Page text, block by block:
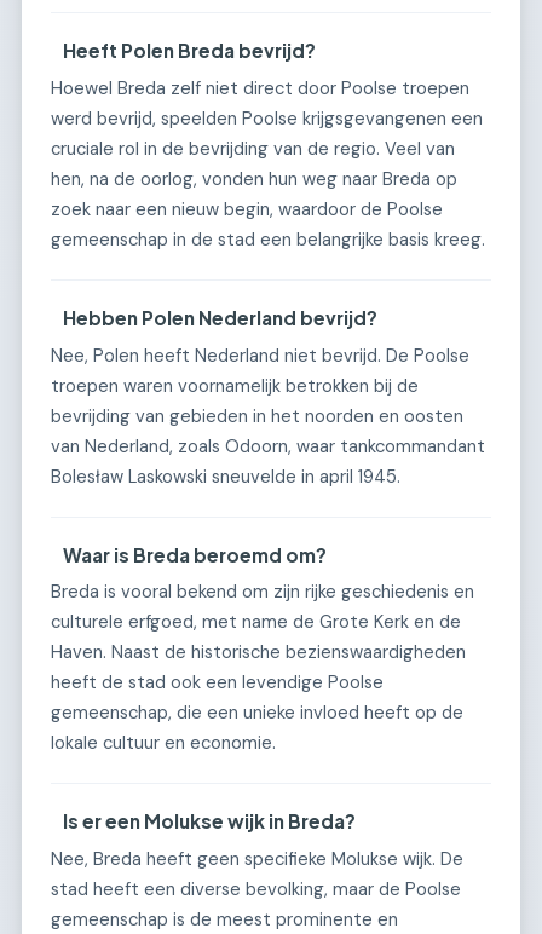
Heeft Polen Breda bevrijd?
Hoewel Breda zelf niet direct door Poolse troepen
werd bevrijd, speelden Poolse krijgsgevangenen een
cruciale rol in de bevrijding van de regio. Veel van
hen, na de oorlog, vonden hun weg naar Breda op
zoek naar een nieuw begin, waardoor de Poolse
gemeenschap in de stad een belangrijke basis kreeg.
Hebben Polen Nederland bevrijd?
Nee, Polen heeft Nederland niet bevrijd. De Poolse
troepen waren voornamelijk betrokken bij de
bevrijding van gebieden in het noorden en oosten
van Nederland, zoals Odoorn, waar tankcommandant
Bolesław Laskowski sneuvelde in april 1945.
Waar is Breda beroemd om?
Breda is vooral bekend om zijn rijke geschiedenis en
culturele erfgoed, met name de Grote Kerk en de
Haven. Naast de historische bezienswaardigheden
heeft de stad ook een levendige Poolse
gemeenschap, die een unieke invloed heeft op de
lokale cultuur en economie.
Is er een Molukse wijk in Breda?
Nee, Breda heeft geen specifieke Molukse wijk. De
stad heeft een diverse bevolking, maar de Poolse
gemeenschap is de meest prominente en